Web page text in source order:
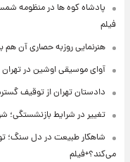
پادشاه کوه ها در منظومه
فیلم
هنرنمایی روزبه حصاری آن هم
آوای موسیقی اوشین در
دادستان تهران از توقیف
تغییر در شرایط بازنشستگی؛
شاهکار طبیعت در دل سنگ؛
می‌کند؟+فیلم